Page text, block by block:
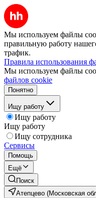
Мы используем файлы
правильную работу
трафик.
Правила использования
Мы используем файлы
файлов cookie
Понятно
Ищу работу
Ищу работу
Ищу работу
Ищу сотрудника
Сервисы
Помощь
Ещё
Поиск
Атепцево (Московская